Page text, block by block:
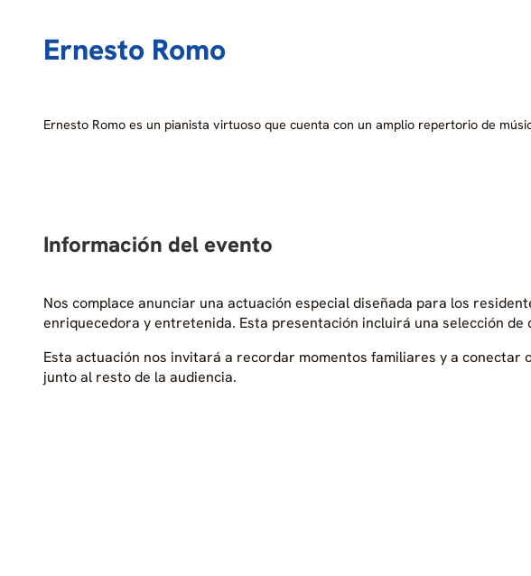
Ernesto Romo
Ernesto Romo es un pianista virtuoso que cuenta con un amplio repertorio de
Información del evento
Nos complace anunciar una actuación especial diseñada para los
enriquecedora y entretenida. Esta presentación incluirá una selección
Esta actuación nos invitará a recordar momentos familiares y a
junto al resto de la audiencia.